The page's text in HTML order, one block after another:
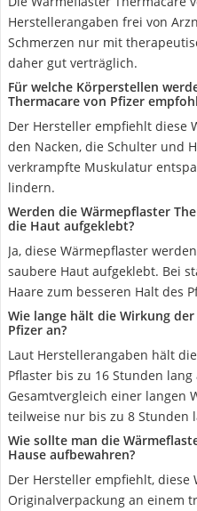
Herstellerangaben frei von
Schmerzen nur mit
daher gut verträglich.
Für welche Körperstellen
Thermacare von Pfizer
Der Hersteller empfiehlt diese
den Nacken, die Schulter und
verkrampfte Muskulatur
lindern.
Werden die Wärmepflaster
die Haut aufgeklebt?
Ja, diese Wärmepflaster
saubere Haut aufgeklebt. Bei
Haare zum besseren Halt des
Wie lange hält die Wirkung
Pfizer an?
Laut Herstellerangaben hält
Pflaster bis zu 16 Stunden
Gesamtvergleich einer langen
teilweise nur bis zu 8 Stunden
Wie sollte man die
Hause aufbewahren?
Der Hersteller empfiehlt, diese
Originalverpackung an einem